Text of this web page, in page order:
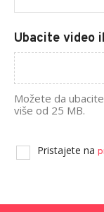
Ubacite video
Možete da
više od 25 MB.
Pristajete na